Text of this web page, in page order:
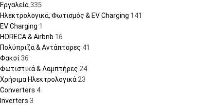
Εργαλεία 335
Ηλεκτρολογικά, Φωτισμός & EV Charging 141
EV Charging 1
HORECA & Airbnb 16
Πολύπριζα & Αντάπτορες 41
Φακοί 36
Φωτιστικά & Λαμπτήρες 24
Χρήσιμα Ηλεκτρολογικά 23
Converters 4
Inverters 3